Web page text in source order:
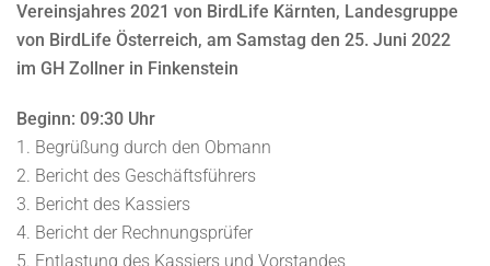
Vereinsjahres 2021 von BirdLife Kärnten, Landesgruppe
von BirdLife Österreich, am Samstag den 25. Juni 2022
im GH Zollner in Finkenstein
Beginn: 09:30 Uhr
1. Begrüßung durch den Obmann
2. Bericht des Geschäftsführers
3. Bericht des Kassiers
4. Bericht der Rechnungsprüfer
5. Entlastung des Kassiers und Vorstandes